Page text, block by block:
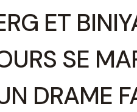
ET
SE
DRAME